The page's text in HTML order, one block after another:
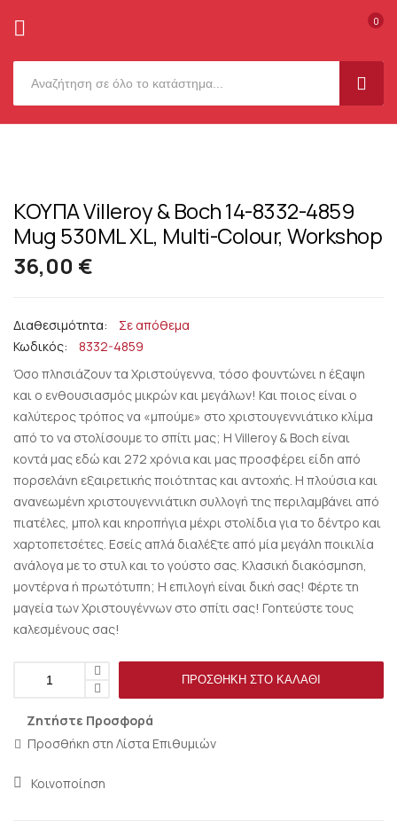
0
τέλος
της
συλλογής
εικόνων
Μετάβαση
στην
της
ΚΟΥΠΑ Villeroy & Boch 14-8332-4859
Mug 530ML XL, Multi-Colour, Workshop
36,00 €
Σε απόθεμα
Κωδικός
8332-4859
Όσο πλησιάζουν τα Χριστούγεννα, τόσο φουντώνει η έξαψη
και ο ενθουσιασμός μικρών και μεγάλων! Και ποιος είναι ο
καλύτερος τρόπος να «μπούμε» στο χριστουγεννιάτικο κλίμα
από το να στολίσουμε το σπίτι μας; Η Villeroy & Boch είναι
κοντά μας εδώ και 272 χρόνια και μας προσφέρει είδη από
πορσελάνη εξαιρετικής ποιότητας και αντοχής. Η πλούσια και
ανανεωμένη χριστουγεννιάτικη συλλογή της περιλαμβάνει από
πιατέλες, μπολ και κηροπήγια μέχρι στολίδια για το δέντρο και
χαρτοπετσέτες. Εσείς απλά διαλέξτε από μία μεγάλη ποικιλία
ανάλογα με το στυλ και το γούστο σας. Κλασική διακόσμηση,
μοντέρνα ή πρωτότυπη; Η επιλογή είναι δική σας! Φέρτε τη
μαγεία των Χριστουγέννων στο σπίτι σας! Γοητεύστε τους
καλεσμένους σας!
ΠΡΟΣΘΉΚΗ ΣΤΟ ΚΑΛΆΘΙ
Ζητήστε Προσφορά
Προσθήκη στη Λίστα Επιθυμιών
Κοινοποίηση